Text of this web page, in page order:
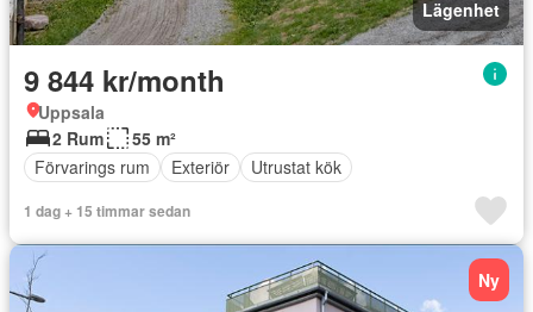
Lägenhet
9 844 kr/month
Uppsala
2 Rum
55 m²
Förvarings rum
Exteriör Utrustat kök
1 dag + 15 timmar sedan
Ny